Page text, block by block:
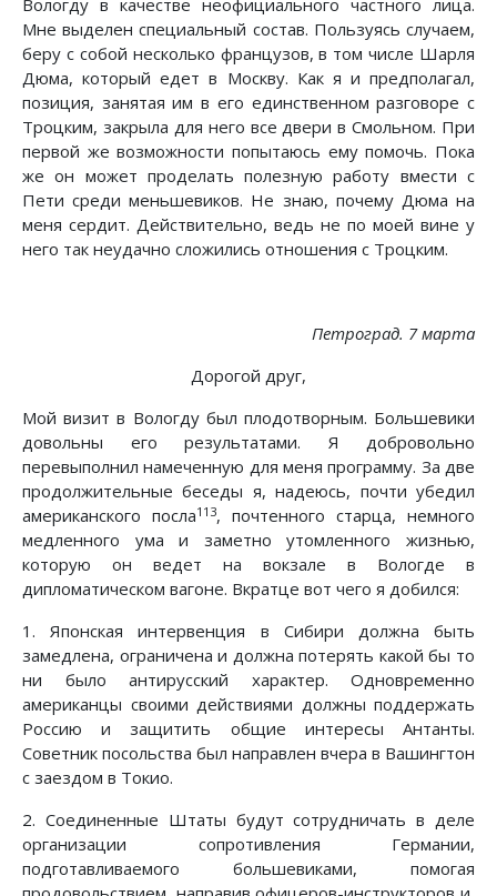
Вологду в качестве неофициального частного лица.
Мне выделен специальный состав. Пользуясь случаем,
беру с собой несколько французов, в том числе Шарля
Дюма, который едет в Москву. Как я и предполагал,
позиция, занятая им в его единственном разговоре с
Троцким, закрыла для него все двери в Смольном. При
первой же возможности попытаюсь ему помочь. Пока
же он может проделать полезную работу вмести с
Пети среди меньшевиков. Не знаю, почему Дюма на
меня сердит. Действительно, ведь не по моей вине у
него так неудачно сложились отношения с Троцким.
Петроград. 7 марта
Дорогой друг,
Мой визит в Вологду был плодотворным. Большевики
довольны его результатами. Я добровольно
перевыполнил намеченную для меня программу. За две
продолжительные беседы я, надеюсь, почти убедил
американского посла113, почтенного старца, немного
медленного ума и заметно утомленного жизнью,
которую он ведет на вокзале в Вологде в
дипломатическом вагоне. Вкратце вот чего я добился:
1. Японская интервенция в Сибири должна быть
замедлена, ограничена и должна потерять какой бы то
ни было антирусский характер. Одновременно
американцы своими действиями должны поддержать
Россию и защитить общие интересы Антанты.
Советник посольства был направлен вчера в Вашингтон
с заездом в Токио.
2. Соединенные Штаты будут сотрудничать в деле
организации сопротивления Германии,
подготавливаемого большевиками, помогая